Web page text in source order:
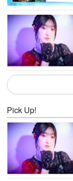
Pick Up!